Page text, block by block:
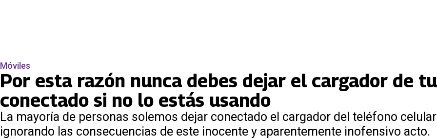
Móviles
Por esta razón nunca debes dejar el cargador de
conectado si no lo estás usando
La mayoría de personas solemos dejar conectado el cargador del teléfono
ignorando las consecuencias de este inocente y aparentemente inofensivo acto.